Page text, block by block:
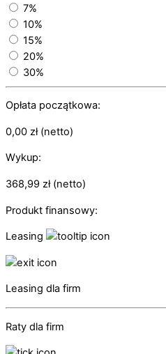
7%
10%
15%
20%
30%
Opłata początkowa:
0,00 zł(netto)
Wykup:
368,99 zł(netto)
Produkt finansowy:
Leasing
Leasing dla firm
Raty dla firm